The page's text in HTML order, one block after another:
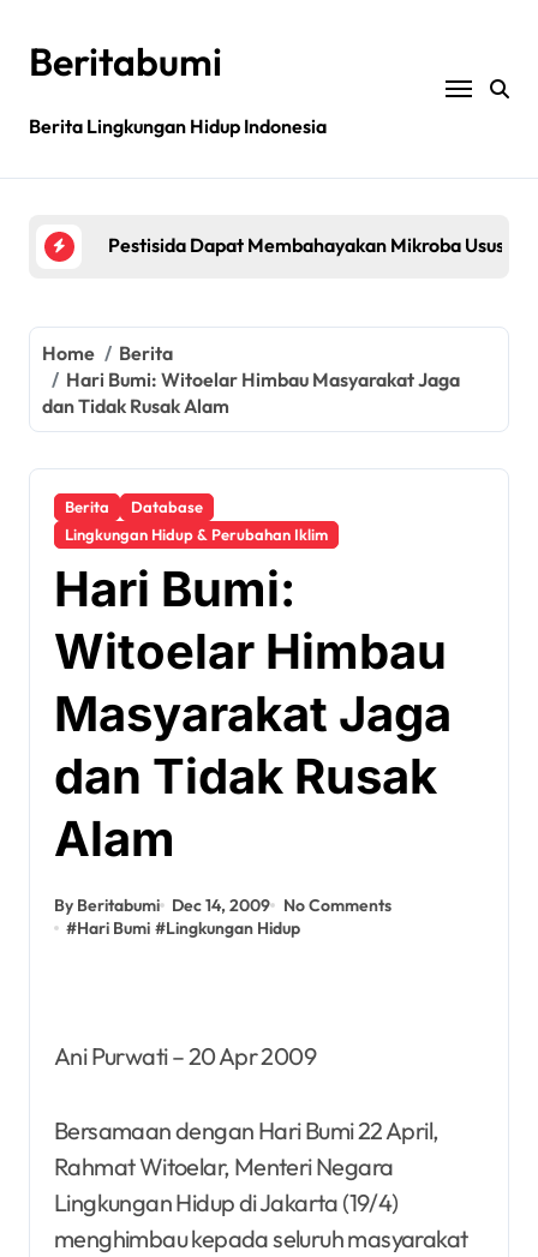
contentBeritabumi
Berita Lingkungan Hidup Indonesia
Bagaimana rantai pasokan global yang tidak
Pestisida Dapat Membahayakan Mikroba Usus
Jurnal sains menarik kembali studi tentang
Bagaimana rantai pasokan global yang tidak
Filipina: MASIPAG Menentang Persetujuan Beras
Home
Berita
Hari Bumi: Witoelar Himbau Masyarakat Jaga
dan Tidak Rusak Alam
Berita
Database
Lingkungan Hidup & Perubahan Iklim
Hari Bumi:
Witoelar Himbau
Masyarakat Jaga
dan Tidak Rusak
Alam
By Beritabumi Dec 14, 2009
No Comments
#Hari Bumi #Lingkungan Hidup
Ani Purwati – 20 Apr 2009
Bersamaan dengan Hari Bumi 22 April,
Rahmat Witoelar, Menteri Negara
Lingkungan Hidup di Jakarta (19/4)
menghimbau kepada seluruh masyarakat